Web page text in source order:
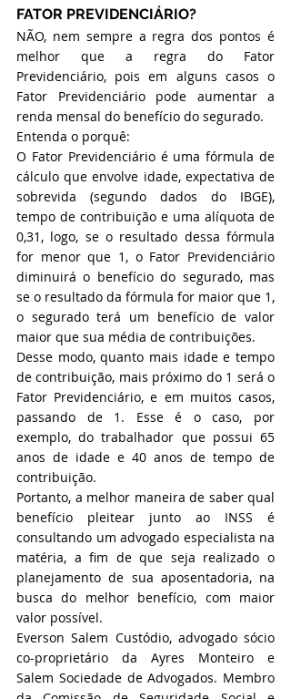
FATOR PREVIDENCIÁRIO?
NÃO, nem sempre a regra dos pontos é
melhor que a regra do Fator
Previdenciário, pois em alguns casos o
Fator Previdenciário pode aumentar a
renda mensal do benefício do segurado.
Entenda o porquê:
O Fator Previdenciário é uma fórmula de
cálculo que envolve idade, expectativa de
sobrevida (segundo dados do IBGE),
tempo de contribuição e uma alíquota de
0,31, logo, se o resultado dessa fórmula
for menor que 1, o Fator Previdenciário
diminuirá o benefício do segurado, mas
se o resultado da fórmula for maior que 1,
o segurado terá um benefício de valor
maior que sua média de contribuições.
Desse modo, quanto mais idade e tempo
de contribuição, mais próximo do 1 será o
Fator Previdenciário, e em muitos casos,
passando de 1. Esse é o caso, por
exemplo, do trabalhador que possui 65
anos de idade e 40 anos de tempo de
contribuição.
Portanto, a melhor maneira de saber qual
benefício pleitear junto ao INSS é
consultando um advogado especialista na
matéria, a fim de que seja realizado o
planejamento de sua aposentadoria, na
busca do melhor benefício, com maior
valor possível.
Everson Salem Custódio, advogado sócio
co-proprietário da Ayres Monteiro e
Salem Sociedade de Advogados. Membro